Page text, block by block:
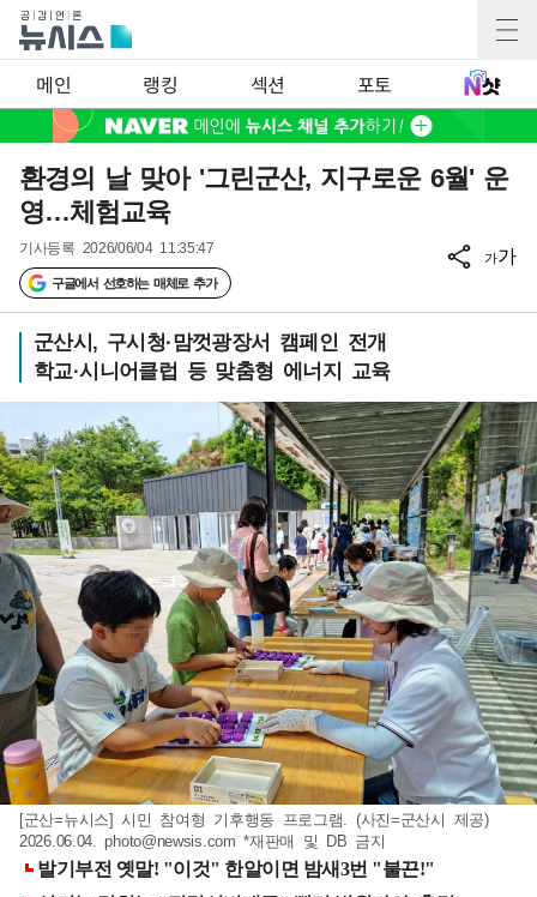
메인 랭킹 섹션 포토
환경의 날 맞아 '그린군산, 지구로운 6월' 운
영…체험교육
기사등록 2026/06/04 11:35:47
구글에서 선호하는 매체로 추가
가가
군산시, 구시청·맘껏광장서 캠페인 전개
학교·시니어클럽 등 맞춤형 에너지 교육
[군산=뉴시스] 시민 참여형 기후행동 프로그램. (사진=군산시 제공)
2026.06.04.photo@newsis.com *재판매 및 DB 금지